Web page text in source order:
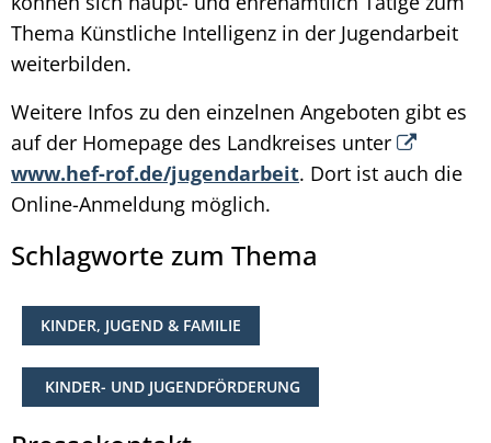
Thema Künstliche Intelligenz in der Jugendarbeit
weiterbilden.
Weitere Infos zu den einzelnen Angeboten gibt es
auf der Homepage des Landkreises unter
www.hef-rof.de/jugendarbeit. Dort ist auch die
Online-Anmeldung möglich.
Schlagworte zum Thema
KINDER, JUGEND & FAMILIE
KINDER- UND JUGENDFÖRDERUNG